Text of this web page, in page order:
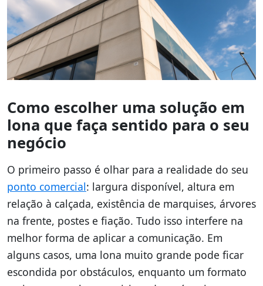
Como escolher uma solução em
lona que faça sentido para o seu
negócio
O primeiro passo é olhar para a realidade do seu
ponto comercial: largura disponível, altura em
relação à calçada, existência de marquises, árvores
na frente, postes e fiação. Tudo isso interfere na
melhor forma de aplicar a comunicação. Em
alguns casos, uma lona muito grande pode ficar
escondida por obstáculos, enquanto um formato